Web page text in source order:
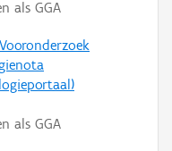
als GGA
als GGA